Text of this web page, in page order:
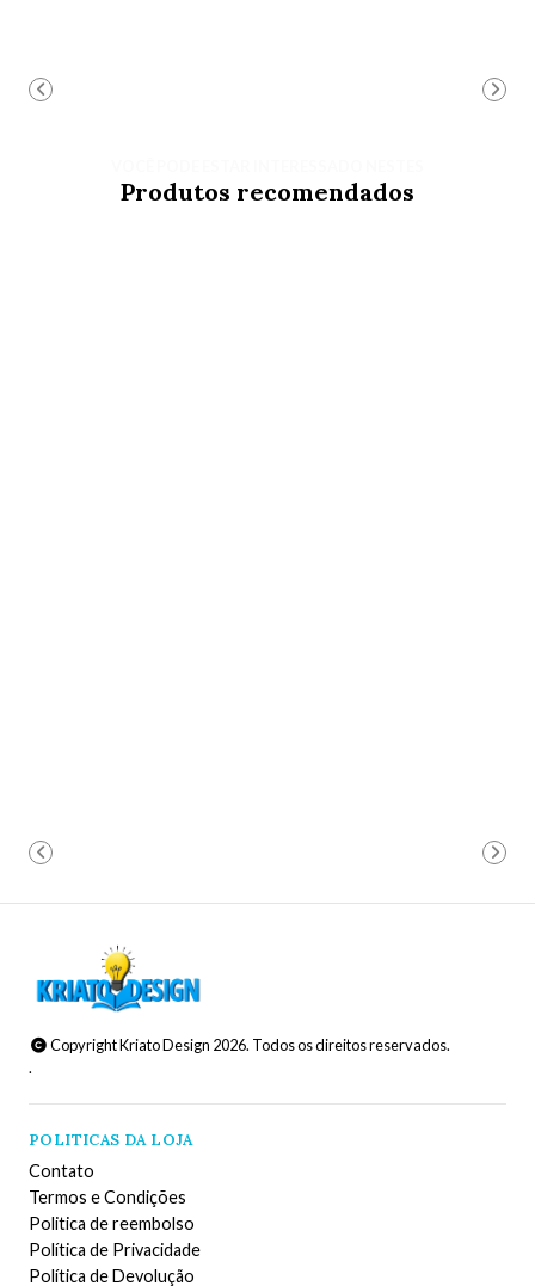
Produtos recomendados
Copyright Kriato Design 2026. Todos os direitos reservados.
.
POLITICAS DA LOJA
Contato
Termos e Condições
Politica de reembolso
Política de Privacidade
Política de Devolução